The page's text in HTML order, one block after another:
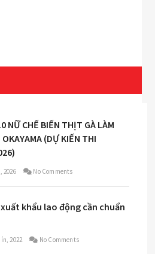
NỮ CHẾ BIẾN THỊT GÀ LÀM
OKAYAMA (DỰ KIẾN THI
2026 No Comments
khẩu lao động cần chuẩn
2022 No Comments